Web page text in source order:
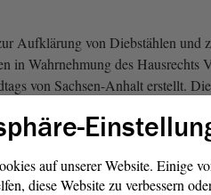
Aufklärung von Diebstählen und
in Wahrnehmung des Hausrechts
von Sachsen-Anhalt erstellt.
bei Strafverfolgung verwendet.
bei Strafverfolgung bis
zur Videoüberwachung
auf unserer Website. Einige
diese Website zu verbessern